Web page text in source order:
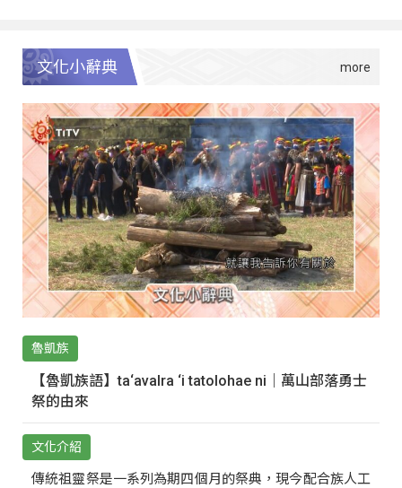
文化小辭典
魯凱族
【魯凱族語】ta‘avalra ‘i tatolohae ni｜萬山部落勇士
祭的由來
文化介紹
傳統祖靈祭是一系列為期四個月的祭典，現今配合族人工